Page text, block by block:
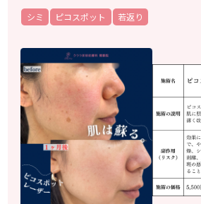
シミ ピコスポット 若返り